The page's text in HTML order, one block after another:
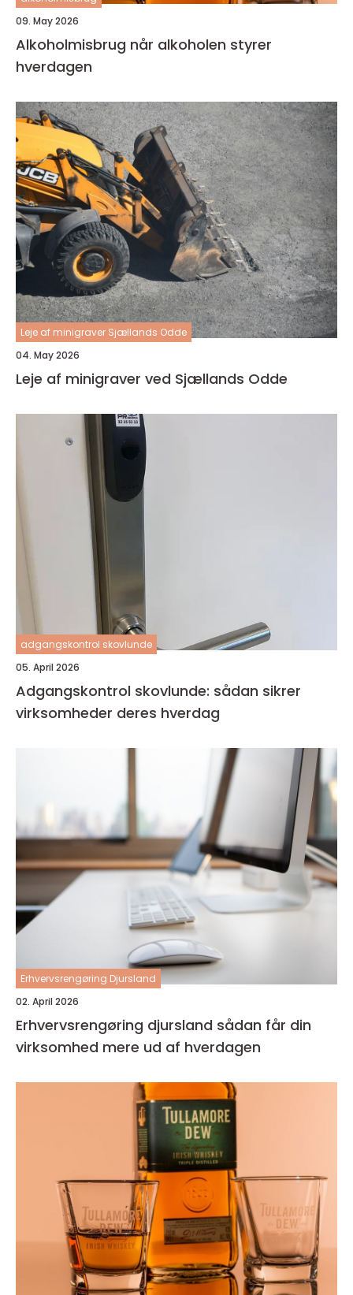
09. May 2026
Alkoholmisbrug når alkoholen styrer
hverdagen
Leje af minigraver Sjællands Odde
04. May 2026
Leje af minigraver ved Sjællands Odde
adgangskontrol skovlunde
05. April 2026
Adgangskontrol skovlunde: sådan sikrer
virksomheder deres hverdag
Erhvervsrengøring Djursland
02. April 2026
Erhvervsrengøring djursland sådan får din
virksomhed mere ud af hverdagen